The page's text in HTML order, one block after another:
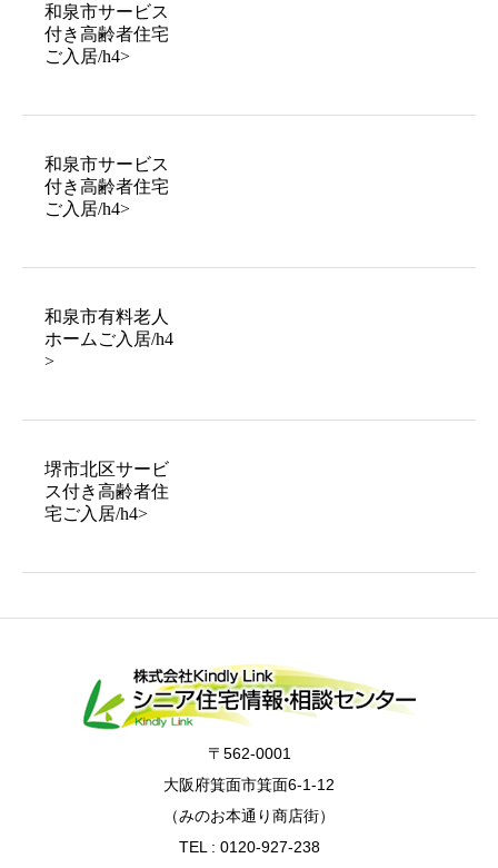
和泉市サービス
付き高齢者住宅
ご入居/h4>
和泉市サービス
付き高齢者住宅
ご入居/h4>
和泉市有料老人
ホームご入居/h4
>
堺市北区サービ
ス付き高齢者住
宅ご入居/h4>
〒562-0001
大阪府箕面市箕面6-1-12
（みのお本通り商店街）
TEL : 0120-927-238